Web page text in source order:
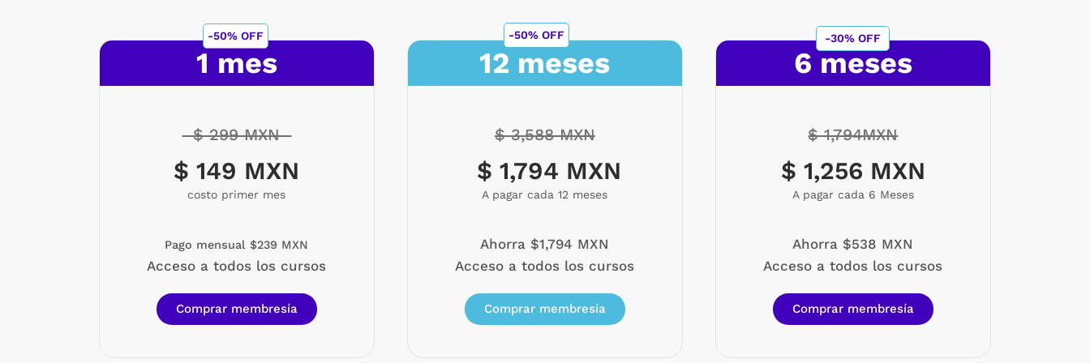
1 mes
$ 299 MXN
$ 149 MXN
costo primer mes
Pago mensual $239 MXN
Acceso a todos los cursos
Comprar membresía
-50% OFF -30% OFF
-50% OFF
12 meses
$ 3,588 MXN
$ 1,794 MXN
A pagar cada 12 meses
Ahorra $1,794 MXN
Acceso a todos los cursos
Comprar membresía
6 meses
$ 1,794MXN
$ 1,256 MXN
A pagar cada 6 Meses
Ahorra $538 MXN
Acceso a todos los cursos
Comprar membresía